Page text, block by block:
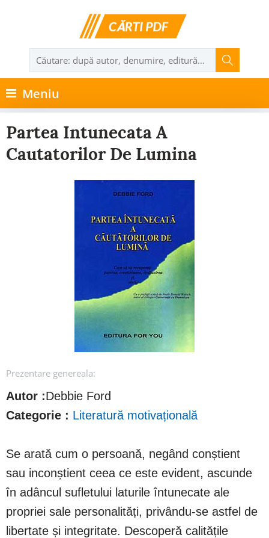
Meniu
Partea Intunecata A
Cautatorilor De Lumina
Prezentare genereala:
Autor :Debbie Ford
Categorie : Literatură motivațională
Se arată cum o persoană, negând conștient
sau inconștient ceea ce este evident, ascunde
în adâncul sufletului laturile întunecate ale
propriei sale personalități, privându-se astfel de
libertate și integritate. Descoperă calitățile